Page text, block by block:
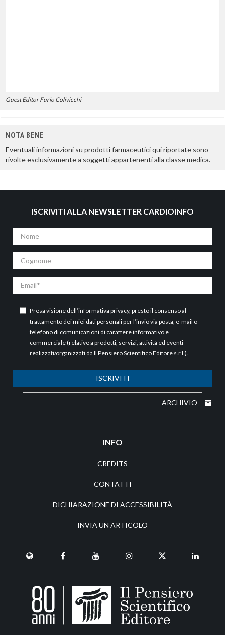
Guest Editor Furio Colivicchi
NOTA BENE
Eventuali informazioni su prodotti farmaceutici qui riportate sono
rivolte esclusivamente a soggetti appartenenti alla classe medica.
ISCRIVITI ALLA NEWSLETTER CARDIOINFO
Nome
Cognome
Email
Presa visione dell’informativa privacy, presto il consenso al
trattamento dei miei dati personali per l’invio via posta, e-mail o
telefono di comunicazioni di carattere informativo e
commerciale (relative a prodotti, servizi, attività ed eventi
realizzati/organizzati da Il Pensiero Scientifico Editore s.r.l.).
ISCRIVITI
ARCHIVIO
INFO
CREDITS
CONTATTI
DICHIARAZIONE DI ACCESSIBILITÀ
INVIA UN ARTICOLO